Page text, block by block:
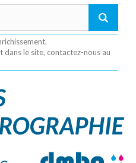
le site, contactez-nous au